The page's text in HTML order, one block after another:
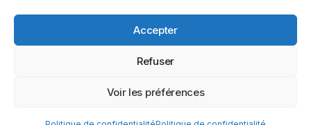
Accepter
Refuser
Voir les préférences
du web, du gaming et de la science, avec une approche
© 2025 YubiGeek. Tous droits réservés.